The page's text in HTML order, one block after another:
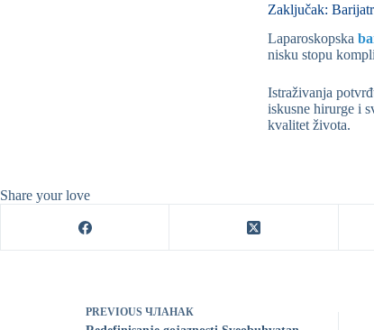
Zaključak:
Laparoskopska
nisku stopu
Istraživanja
iskusne hirurge i
kvalitet života.
Share your love
PREVIOUS ЧЛАНАК